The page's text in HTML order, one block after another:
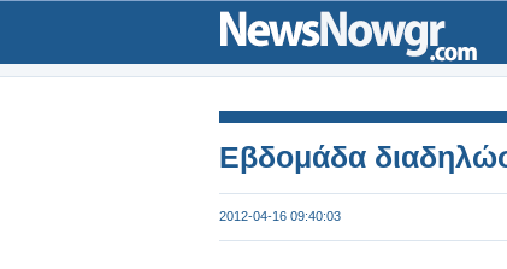
Εβδομάδα
2012-04-16 09:40:03